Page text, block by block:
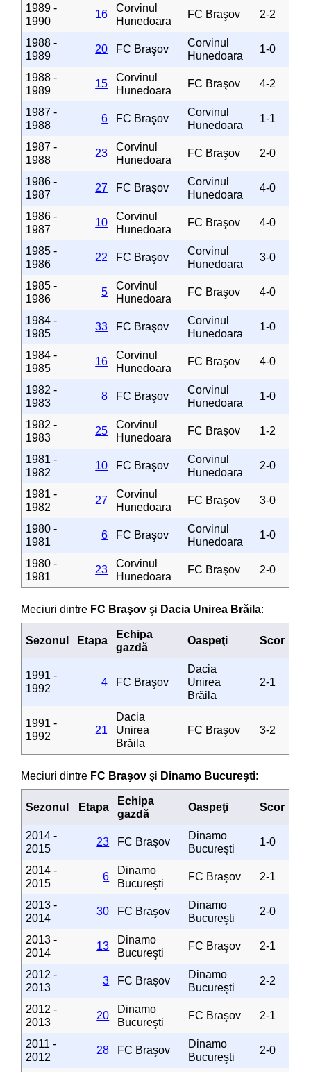
1989 -
1990
16
Corvinul
Hunedoara
FC Braşov 2-2
1988 -
1989
20 FC Braşov
Corvinul
Hunedoara
1-0
1988 -
1989
15
Corvinul
Hunedoara
FC Braşov 4-2
1987 -
1988
6 FC Braşov
Corvinul
Hunedoara
1-1
1987 -
1988
23
Corvinul
Hunedoara
FC Braşov 2-0
1986 -
1987
27 FC Braşov
Corvinul
Hunedoara
4-0
1986 -
1987
10
Corvinul
Hunedoara
FC Braşov 4-0
1985 -
1986
22 FC Braşov
Corvinul
Hunedoara
3-0
1985 -
1986
5
Corvinul
Hunedoara
FC Braşov 4-0
1984 -
1985
33 FC Braşov
Corvinul
Hunedoara
1-0
1984 -
1985
16
Corvinul
Hunedoara
FC Braşov 4-0
1982 -
1983
8 FC Braşov
Corvinul
Hunedoara
1-0
1982 -
1983
25
Corvinul
Hunedoara
FC Braşov 1-2
1981 -
1982
10 FC Braşov
Corvinul
Hunedoara
2-0
1981 -
1982
27
Corvinul
Hunedoara
FC Braşov 3-0
1980 -
1981
6 FC Braşov
Corvinul
Hunedoara
1-0
1980 -
1981
23
Corvinul
Hunedoara
FC Braşov 2-0
Meciuri dintre FC Braşov şi Dacia Unirea Brăila:
Sezonul Etapa
Echipa
gazdă
Oaspeţi Scor
1991 -
1992
4 FC Braşov
Dacia
Unirea
Brăila
2-1
1991 -
1992
21
Dacia
Unirea
Brăila
FC Braşov 3-2
Meciuri dintre FC Braşov şi Dinamo Bucureşti:
Sezonul Etapa
Echipa
gazdă
Oaspeţi Scor
2014 -
2015
23 FC Braşov
Dinamo
Bucureşti
1-0
2014 -
2015
6
Dinamo
Bucureşti
FC Braşov 2-1
2013 -
2014
30 FC Braşov
Dinamo
Bucureşti
2-0
2013 -
2014
13
Dinamo
Bucureşti
FC Braşov 2-1
2012 -
2013
3 FC Braşov
Dinamo
Bucureşti
2-2
2012 -
2013
20
Dinamo
Bucureşti
FC Braşov 2-1
2011 -
2012
28 FC Braşov
Dinamo
Bucureşti
2-0